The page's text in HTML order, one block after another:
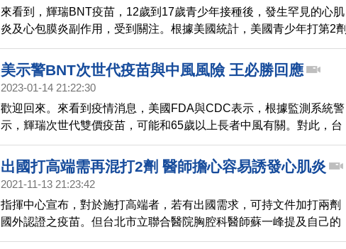
微，也不要做劇烈運動；接種完2週內，一旦出現胸痛、胸壓迫感、心
悸、暈厥、呼吸急促、運動耐受不良等症狀，務必儘早就醫。
來看到，輝瑞BNT疫苗，12歲到17歲青少年接種後，發生罕見的心肌
炎及心包膜炎副作用，受到關注。根據美國統計，美國青少年打第2劑
BNT發生心肌炎的機率，比第1劑高出10倍。有許多國家都暫緩為青
少年接種第二劑BNT。台灣目前也暫緩施打，衛福部諮詢會預防接種
組ACIP將再觀察2週，再召開會議討論。
美示警BNT次世代疫苗與中風風險 王必勝回應
2023-01-14 21:22:30
歡迎回來。來看到疫情消息，美國FDA與CDC表示，根據監測系統警
示，輝瑞次世代雙價疫苗，可能和65歲以上長者中風有關。對此，台
灣防疫指揮官王必勝，在臉書發文表示，美國政府發布「BNT次世代
雙價疫苗」安全警訊，並表示會進一步釐清相關狀況。台灣目前只有
提供「莫德納次世代雙價疫苗」給民眾接種，並無相關警訊，且國內
出國打高端需再混打2劑 醫師擔心容易誘發心肌炎
2021-11-13 21:23:42
指揮中心宣布，對於施打高端者，若有出國需求，可持文件加打兩劑
國外認證之疫苗。但台北市立聯合醫院胸腔科醫師蘇一峰提及自己的
憂心，他說打完兩劑高端的人，再加兩劑BNT或莫德納，可以預期抗